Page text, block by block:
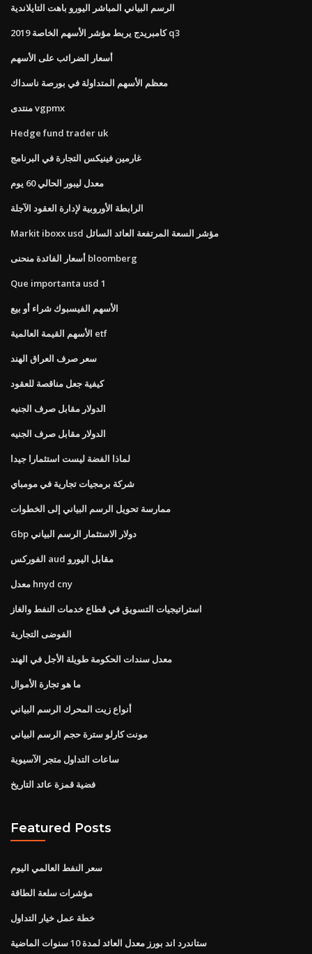
الرسم البياني المباشر اليورو باهت التايلاندية
كامبريدج يربط مؤشر الأسهم الخاصة 2019 q3
أسعار الضرائب على الأسهم
معظم الأسهم المتداولة في بورصة ناسداك
منتدى vgpmx
Hedge fund trader uk
غارمين فينيكس التجارة في البرنامج
معدل ليبور الحالي 60 يوم
الرابطة الأوروبية لإدارة العقود الآجلة
Markit iboxx usd مؤشر السعة المرتفعة العائد السائل
أسعار الفائدة منحنى bloomberg
Que importanta usd 1
الأسهم الفيسبوك شراء أو بيع
الأسهم القيمة العالمية etf
سعر صرف العراق الهند
كيفية جعل مناقصة للعقود
الدولار مقابل صرف الجنيه
الدولار مقابل صرف الجنيه
لماذا الفضة ليست استثمارا جيدا
شركة برمجيات تجارية في مومباي
ممارسة تحويل الرسم البياني إلى الخطوات
Gbp دولار الاستثمار الرسم البياني
الفوركس aud مقابل اليورو
معدل hnyd cny
استراتيجيات التسويق في قطاع خدمات النفط والغاز
الفوضى التجارية
معدل سندات الحكومة طويلة الأجل في الهند
ما هو تجارة الأموال
أنواع زيت المحرك الرسم البياني
مونت كارلو سترة حجم الرسم البياني
ساعات التداول متجر الآسيوية
فضية قمزة عائد التاريخ
Featured Posts
سعر النفط العالمي اليوم
مؤشرات سلعة الطاقة
خطة عمل خيار التداول
ستاندرد اند بورز معدل العائد لمدة 10 سنوات الماضية